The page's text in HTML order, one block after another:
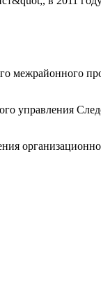
межрайонного
управления